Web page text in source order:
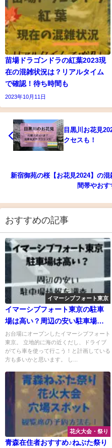
苗場ドラゴンドラの紅葉2023現
在の混雑状況は？リアルタイム
で確認！待ち時間も
2023年10月11日
目黒川お花見
クセスも！
新宿御苑の桜【お花見2024】の
間帯やお
おすすめの記事
イマーシブフォート東京
イマーシブフォート東京の駐車
場は高い？周辺の安い駐車場情
報を調査！
お台場にオープンしたイマーシブフォート
東京。 立地的に海の近くだし、ドライブ
がてら車を使って行こう！と計画している
方も多いかと思います。 し...
花火大会・祭り
青森在住者おすすめ♪ねぶた祭り